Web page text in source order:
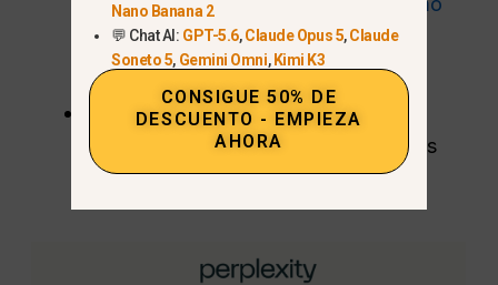
obtener acceso Pro en 2026para
aprender a hacerlo.
Lo mejor para:Analistas, estrategas,
profesionales que gestionan consultas
complejas
Nano Banana 2
💬 Chat AI: GPT-5.6,Claude Opus 5,Claude
Soneto 5, Gemini Omni, Kimi K3
CONSIGUE 50% DE
DESCUENTO - EMPIEZA
AHORA